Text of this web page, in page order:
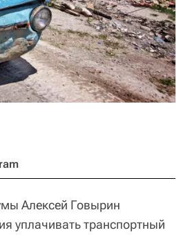
Алексей Говырин
уплачивать транспортный